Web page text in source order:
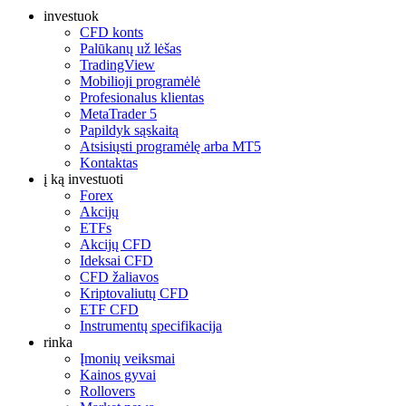
investuok
CFD konts
Palūkanų už lėšas
TradingView
Mobilioji programėlė
Profesionalus klientas
MetaTrader 5
Papildyk sąskaitą
Atsisiųsti programėlę arba MT5
Kontaktas
į ką investuoti
Forex
Akcijų
ETFs
Akcijų CFD
Ideksai CFD
CFD žaliavos
Kriptovaliutų CFD
ETF CFD
Instrumentų specifikacija
rinka
Įmonių veiksmai
Kainos gyvai
Rollovers